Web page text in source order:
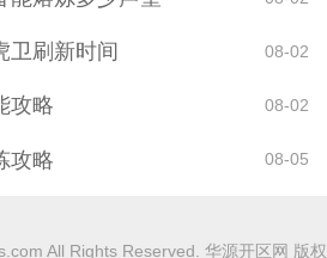
卫刷新时间 08-02
攻略 08-02
攻略 08-05
All Rights Reserved. 华源开区网 版权